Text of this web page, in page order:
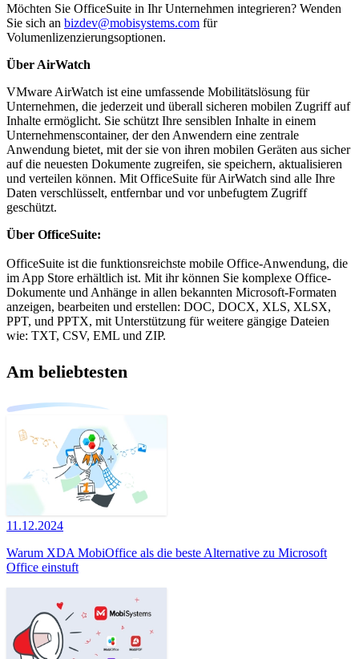
Möchten Sie OfficeSuite in Ihr Unternehmen integrieren? Wenden
Sie sich an bizdev@mobisystems.com für
Volumenlizenzierungsoptionen.
Über AirWatch
VMware AirWatch ist eine umfassende Mobilitätslösung für
Unternehmen, die jederzeit und überall sicheren mobilen Zugriff auf
Inhalte ermöglicht. Sie schützt Ihre sensiblen Inhalte in einem
Unternehmenscontainer, der den Anwendern eine zentrale
Anwendung bietet, mit der sie von ihren mobilen Geräten aus sicher
auf die neuesten Dokumente zugreifen, sie speichern, aktualisieren
und verteilen können. Mit OfficeSuite für AirWatch sind alle Ihre
Daten verschlüsselt, entfernbar und vor unbefugtem Zugriff
geschützt.
Über OfficeSuite:
OfficeSuite ist die funktionsreichste mobile Office-Anwendung, die
im App Store erhältlich ist. Mit ihr können Sie komplexe Office-
Dokumente und Anhänge in allen bekannten Microsoft-Formaten
anzeigen, bearbeiten und erstellen: DOC, DOCX, XLS, XLSX,
PPT, und PPTX, mit Unterstützung für weitere gängige Dateien
wie: TXT, CSV, EML und ZIP.
Am beliebtesten
11.12.2024
Warum XDA MobiOffice als die beste Alternative zu Microsoft
Office einstuft